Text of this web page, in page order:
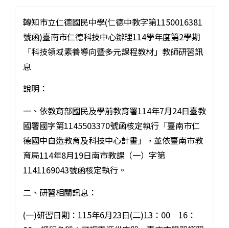
轉知市立仁德國民中學(仁德中教字第1150016381
號函)臺南市仁德科技中心辦理114學年度第2學期
「科技領域素養導向暨多元課程教材」教師研習訊
息
說明：
一、依教育部國民及學前教育署114年7月24日臺教
國署國字第1145503370號函核定執行「臺南市仁
德國中自造教育及科技中心計畫」，並依臺南市教
育局114年8月19日南市教課（一）字第
1141169043號函核定執行。
二、研習相關訊息：
(一)研習日期：115年6月23日(二)13：00─16：